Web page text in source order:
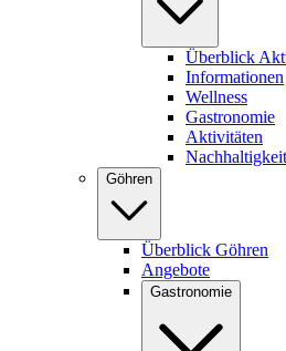
Überblick
Informationen
Wellness
Gastronomie
Aktivitäten
Nachhaltigkeit
Göhren
Überblick Göhren
Angebote
Gastronomie